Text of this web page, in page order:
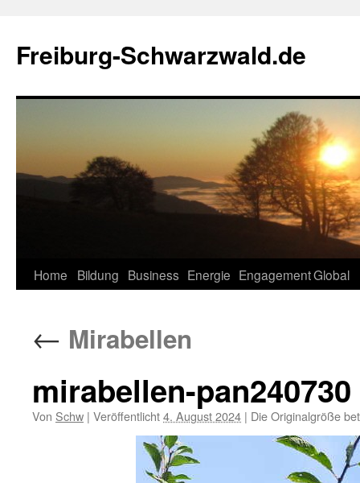
springen
Freiburg-Schwarzwald.de
Home Bildung Business Energie EngagementGlobal
← Mirabellen
mirabellen-pan240730
Von Schw | Veröffentlicht4. August 2024 | Die Originalgröße